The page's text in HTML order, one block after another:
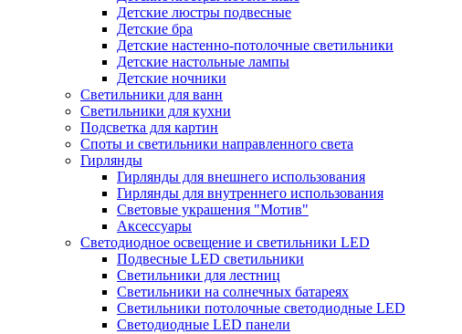
Детские люстры подвесные
Детские бра
Детские настенно-потолочные светильники
Детские настольные лампы
Детские ночники
Светильники для ванн
Светильники для кухни
Подсветка для картин
Споты и светильники направленного света
Гирлянды
Гирлянды для внешнего использования
Гирлянды для внутреннего использования
Световые украшения "Мотив"
Аксессуары
Светодиодное освещение и светильники LED
Подвесные LED светильники
Светильники для лестниц
Светильники на солнечных батареях
Светильники потолочные светодиодные LED
Светодиодные LED панели